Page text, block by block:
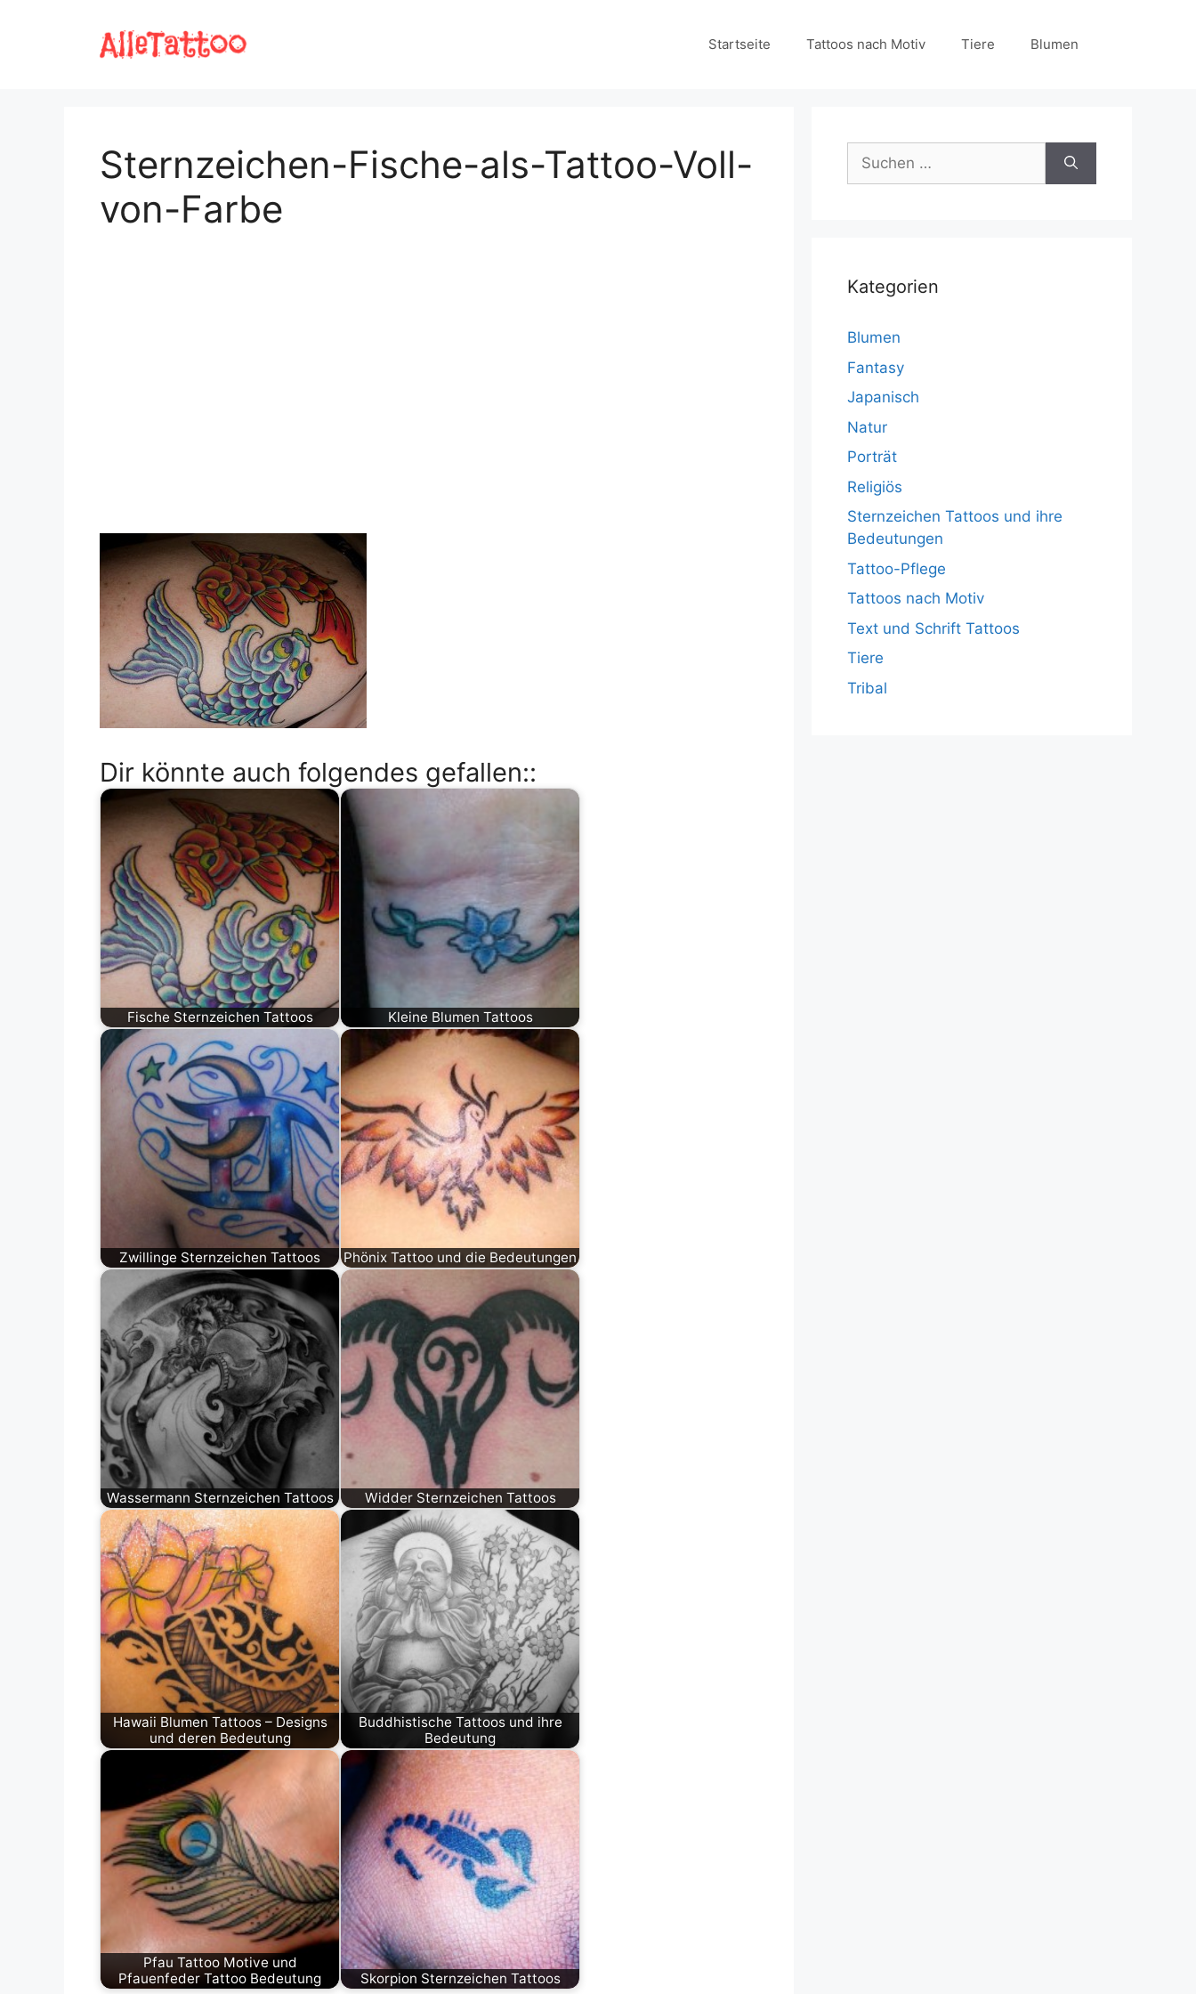
Startseite Tattoos nach Motiv Tiere Blumen
Sternzeichen-Fische-als-Tattoo-Voll-
von-Farbe
Dir könnte auch folgendes gefallen::
Fische Sternzeichen Tattoos Kleine Blumen Tattoos
Zwillinge Sternzeichen Tattoos Phönix Tattoo und die Bedeutungen
Wassermann Sternzeichen Tattoos Widder Sternzeichen Tattoos
Hawaii Blumen Tattoos – Designs
und deren Bedeutung
Buddhistische Tattoos und ihre
Bedeutung
Pfau Tattoo Motive und
Pfauenfeder Tattoo Bedeutung
Skorpion Sternzeichen Tattoos
Suchen
nach:
Kategorien
Blumen
Fantasy
Japanisch
Natur
Porträt
Religiös
Sternzeichen Tattoos und ihre
Bedeutungen
Tattoo-Pflege
Tattoos nach Motiv
Text und Schrift Tattoos
Tiere
Tribal